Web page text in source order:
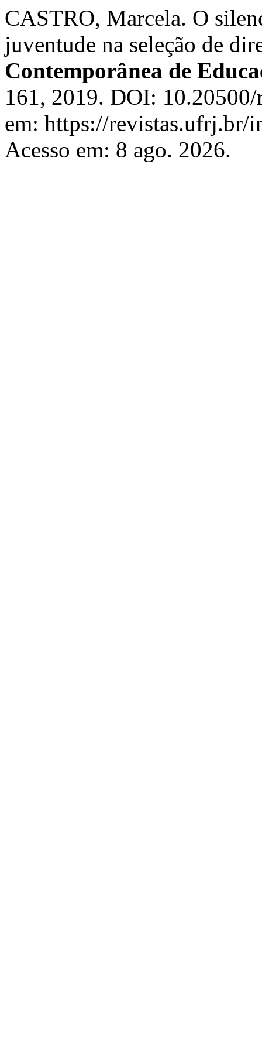
CASTRO, Marcela. O
juventude na seleção de
Contemporânea de
161, 2019. DOI:
em: https://revistas.ufrj.br/
Acesso em: 8 ago. 2026.